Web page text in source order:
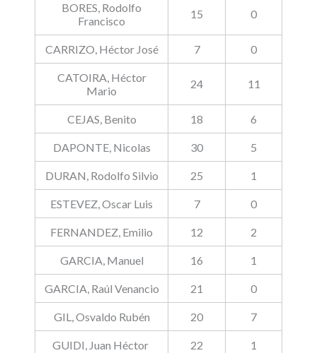
BORES, Rodolfo
Francisco
15 0
CARRIZO, Héctor José 7 0
CATOIRA, Héctor
Mario
24 11
CEJAS, Benito 18 6
DAPONTE, Nicolas 30 5
DURAN, Rodolfo Silvio 25 1
ESTEVEZ, Oscar Luis 7 0
FERNANDEZ, Emilio 12 2
GARCIA, Manuel 16 1
GARCIA, Raúl Venancio 21 0
GIL, Osvaldo Rubén 20 7
GUIDI, Juan Héctor 22 1